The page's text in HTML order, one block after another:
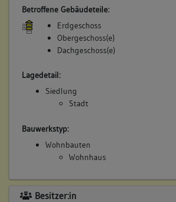
Betroffene Gebäudeteile:
Erdgeschoss
Obergeschoss(e)
Dachgeschoss(e)
Lagedetail:
Siedlung
Stadt
Bauwerkstyp:
Wohnbauten
Wohnhaus
Besitzer:in